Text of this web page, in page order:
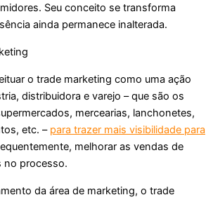
Seu conceito se transforma
ainda permanece inalterada.
o trade marketing como uma ação
distribuidora e varejo – que são os
mercearias, lanchonetes,
etc. – para trazer mais visibilidade para
melhorar as vendas de
no processo.
da área de marketing, o trade